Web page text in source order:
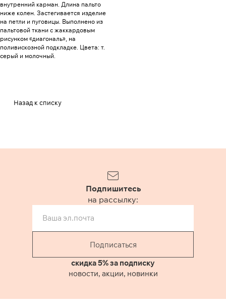
внутренний карман. Длина пальто
ниже колен. Застегивается изделие
на петли и пуговицы. Выполнено из
пальтовой ткани с жаккардовым
рисунком «диагональ», на
поливискозной подкладке. Цвета: т.
серый и молочный.
Назад к списку
Подпишитесь
на рассылку:
Подписаться
скидка 5% за подписку
новости, акции, новинки